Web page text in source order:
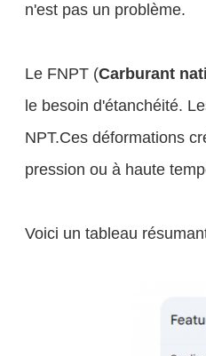
n'est pas un problème.
Le FNPT (Carburant
le besoin d'étanchéité.
NPT.Ces déformations
pression ou à haute
Voici un tableau